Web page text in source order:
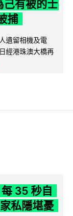
己有被的士
捕
遺留相機及電
經港珠澳大橋再
35 秒自
私隱堪憂